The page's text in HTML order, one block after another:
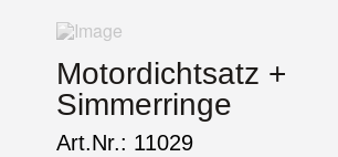
Motordichtsatz +
Simmerringe
Art.Nr.: 11029